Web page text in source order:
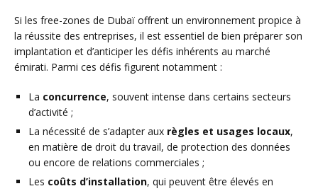
Si les free-zones de Dubaï offrent un environnement propice à
la réussite des entreprises, il est essentiel de bien préparer son
implantation et d’anticiper les défis inhérents au marché
émirati. Parmi ces défis figurent notamment :
La concurrence, souvent intense dans certains secteurs
d’activité ;
La nécessité de s’adapter aux règles et usages locaux,
en matière de droit du travail, de protection des données
ou encore de relations commerciales ;
Les coûts d’installation, qui peuvent être élevés en